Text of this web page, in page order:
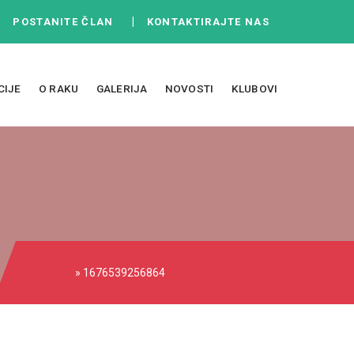
POSTANITE ČLAN KONTAKTIRAJTE NAS
O RAKU GALERIJA NOVOSTI KLUBOVI
» 1676539256864